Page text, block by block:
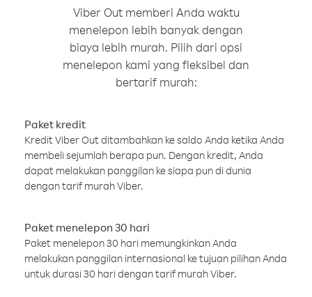
Viber Out memberi Anda waktu
menelepon lebih banyak dengan
biaya lebih murah. Pilih dari opsi
menelepon kami yang fleksibel dan
bertarif murah:
Paket kredit
Kredit Viber Out ditambahkan ke saldo Anda ketika Anda
membeli sejumlah berapa pun. Dengan kredit, Anda
dapat melakukan panggilan ke siapa pun di dunia
dengan tarif murah Viber.
Paket menelepon 30 hari
Paket menelepon 30 hari memungkinkan Anda
melakukan panggilan internasional ke tujuan pilihan Anda
untuk durasi 30 hari dengan tarif murah Viber.